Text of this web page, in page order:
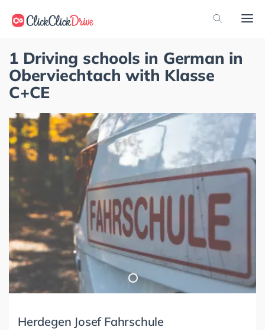
1 Driving schools in German in
Oberviechtach with Klasse
C+CE
Herdegen Josef Fahrschule